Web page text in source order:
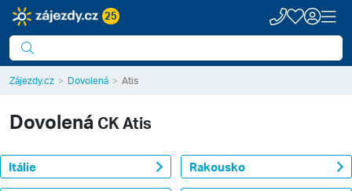
25
Zájezdy.cz Dovolená Atis
Dovolená CK Atis
Itálie Rakousko